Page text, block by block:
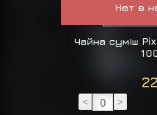
Нет в
Чайна суміш
< >